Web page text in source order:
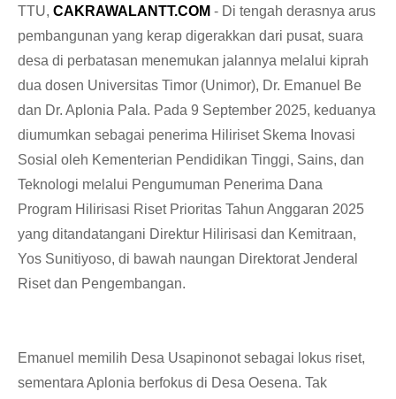
TTU, CAKRAWALANTT.COM - Di tengah derasnya arus
pembangunan yang kerap digerakkan dari pusat, suara
desa di perbatasan menemukan jalannya melalui kiprah
dua dosen Universitas Timor (Unimor), Dr. Emanuel Be
dan Dr. Aplonia Pala. Pada 9 September 2025, keduanya
diumumkan sebagai penerima Hiliriset Skema Inovasi
Sosial oleh Kementerian Pendidikan Tinggi, Sains, dan
Teknologi melalui Pengumuman Penerima Dana
Program Hilirisasi Riset Prioritas Tahun Anggaran 2025
yang ditandatangani Direktur Hilirisasi dan Kemitraan,
Yos Sunitiyoso, di bawah naungan Direktorat Jenderal
Riset dan Pengembangan.
Emanuel memilih Desa Usapinonot sebagai lokus riset,
sementara Aplonia berfokus di Desa Oesena. Tak